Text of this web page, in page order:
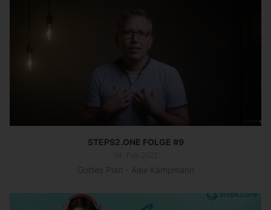
STEPS2.ONE FOLGE #9
Gottes Plan - Alex Kampmann